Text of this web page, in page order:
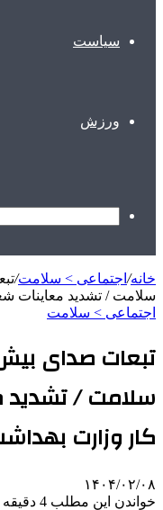
سیاست
ورزش
خانه/ اجتماعی > سلامت/
سلامت / تشدید معاینات
اجتماعی > سلامت
تبعات صدای
سلامت / تشدید
کار وزارت
۱۴۰۴/۰۲/۰۸
خواندن این مطلب 4 دقیقه زمان میبرد